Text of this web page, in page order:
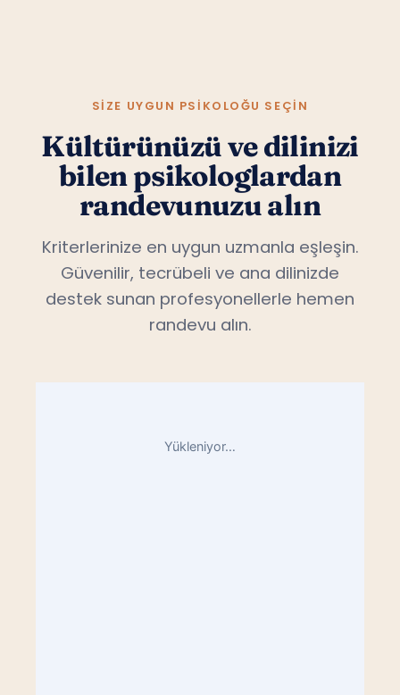
SIZE UYGUN PSIKOLOĞU SEÇIN
Kültürünüzü ve dilinizi
bilen psikologlardan
randevunuzu alın
Kriterlerinize en uygun uzmanla eşleşin.
Güvenilir, tecrübeli ve ana dilinizde
destek sunan profesyonellerle hemen
randevu alın.